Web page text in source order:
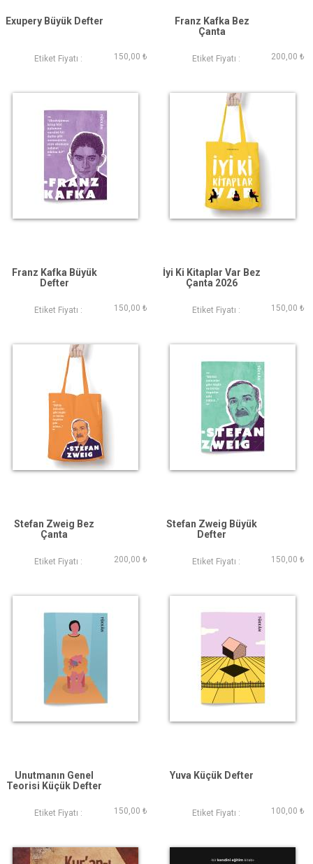
Exupery Büyük Defter
Etiket Fiyatı : 150,00 ₺
Franz Kafka Bez
Çanta
Etiket Fiyatı : 200,00 ₺
Franz Kafka Büyük
Defter
Etiket Fiyatı : 150,00 ₺
İyi Ki Kitaplar Var Bez
Çanta 2026
Etiket Fiyatı : 150,00 ₺
Stefan Zweig Bez
Çanta
Etiket Fiyatı : 200,00 ₺
Stefan Zweig Büyük
Defter
Etiket Fiyatı : 150,00 ₺
Unutmanın Genel
Teorisi Küçük Defter
Etiket Fiyatı : 150,00 ₺
Yuva Küçük Defter
Etiket Fiyatı : 100,00 ₺